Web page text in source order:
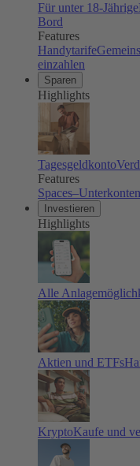
Für unter 18-Jährige
Bord
Features
Handytarife
einzahlen
Sparen
Highlights
Tagesgeldkonto
Features
Spaces–Unterkonten
Investieren
Highlights
Alle
Aktien und ETFs
KryptoKaufe und